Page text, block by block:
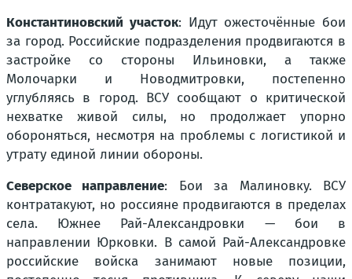
Константиновский участок: Идут ожесточённые бои
за город. Российские подразделения продвигаются в
застройке со стороны Ильиновки, а также
Молочарки и Новодмитровки, постепенно
углубляясь в город. ВСУ сообщают о критической
нехватке живой силы, но продолжает упорно
обороняться, несмотря на проблемы с логистикой и
утрату единой линии обороны.
Северское направление: Бои за Малиновку. ВСУ
контратакуют, но россияне продвигаются в пределах
села. Южнее Рай-Александровки — бои в
направлении Юрковки. В самой Рай-Александровке
российские войска занимают новые позиции,